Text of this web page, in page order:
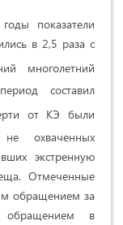
показатели
в 2,5 раза с
многолетний
составил
от КЭ были
охваченных
экстренную
Отмеченные
обращением за
в